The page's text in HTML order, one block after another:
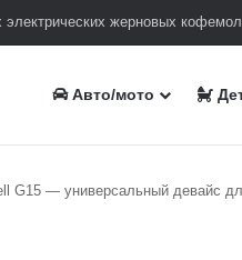
жерновых
Авто/мото
G15 — универсальный девайс